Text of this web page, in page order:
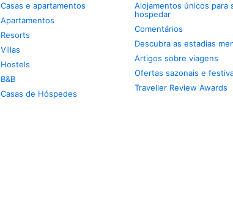
Casas e apartamentos
Apartamentos
Resorts
Villas
Hostels
B&B
Casas de Hóspedes
Alojamentos únicos para
hospedar
Comentários
Descubra as estadias
Artigos sobre viagens
Ofertas sazonais e
Traveller Review Awards